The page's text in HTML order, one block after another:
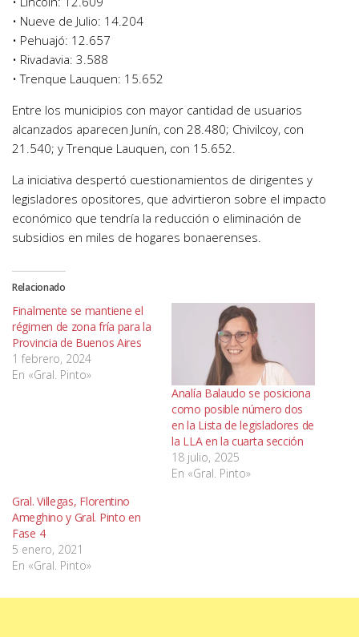
• Nueve de Julio: 14.204
• Pehuajó: 12.657
• Rivadavia: 3.588
• Trenque Lauquen: 15.652
Entre los municipios con mayor cantidad de usuarios
alcanzados aparecen Junín, con 28.480; Chivilcoy, con
21.540; y Trenque Lauquen, con 15.652.
La iniciativa despertó cuestionamientos de dirigentes y
legisladores opositores, que advirtieron sobre el impacto
económico que tendría la reducción o eliminación de
subsidios en miles de hogares bonaerenses.
Relacionado
Finalmente se mantiene el
régimen de zona fría para la
Provincia de Buenos Aires
1 febrero, 2024
En «Gral. Pinto»
Analía Balaudo se posiciona
como posible número dos
en la Lista de legisladores de
la LLA en la cuarta sección
18 julio, 2025
En «Gral. Pinto»
Gral. Villegas, Florentino
Ameghino y Gral. Pinto en
Fase 4
5 enero, 2021
En «Gral. Pinto»